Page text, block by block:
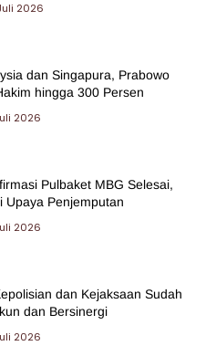
2026
dan Singapura, Prabowo
hingga 300 Persen
2026
Pulbaket MBG Selesai,
Upaya Penjemputan
2026
dan Kejaksaan Sudah
dan Bersinergi
2026